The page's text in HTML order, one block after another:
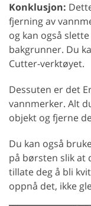
Konklusjon:
fjerning av
og kan også
bakgrunner. Du
Cutter-verktøyet.
Dessuten er det
vannmerker. Alt
objekt og fjerne
Du kan også
på børsten slik at
tillate deg å bli
oppnå det, ikke